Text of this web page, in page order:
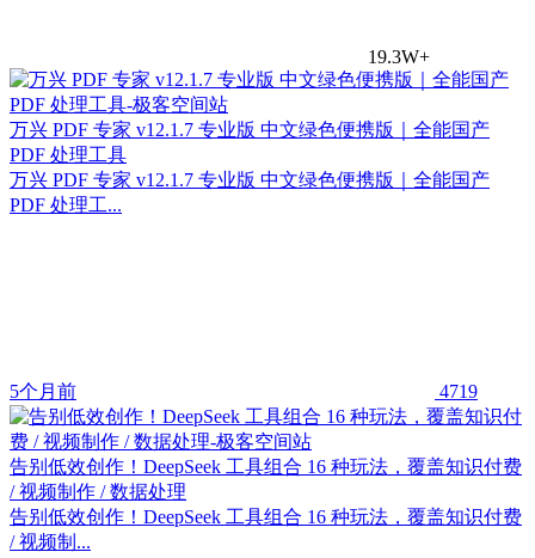
19.3W+
万兴 PDF 专家 v12.1.7 专业版 中文绿色便携版｜全能国产
PDF 处理工具
万兴 PDF 专家 v12.1.7 专业版 中文绿色便携版｜全能国产
PDF 处理工...
5个月前 4719
告别低效创作！DeepSeek 工具组合 16 种玩法，覆盖知识付费
/ 视频制作 / 数据处理
告别低效创作！DeepSeek 工具组合 16 种玩法，覆盖知识付费
/ 视频制...